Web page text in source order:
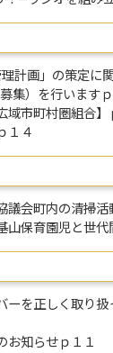
計画」の策定に
集）を行いますｐ
域市町村圏組合】
１４
議会町内の清掃活
山保育園児と世代
ーを正しく取り扱
お知らせｐ１１